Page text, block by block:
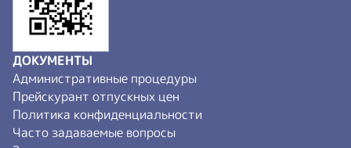
ДОКУМЕНТЫ
Административные процедуры
Прейскурант отпускных цен
Политика конфиденциальности
Часто задаваемые вопросы